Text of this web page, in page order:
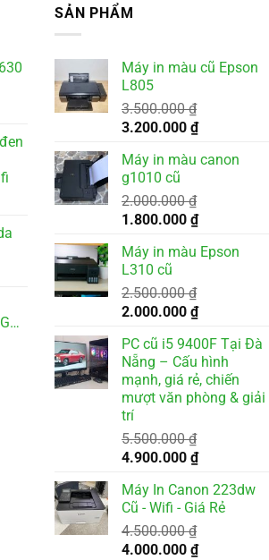
₫.
RTX3050
SẢN PHẨM
Máy in màu cũ Epson
L805
3.500.000₫
Giá
là:
3.500.000 ₫.
3.200.000 ₫Giá
tại
Máy in màu canon
g1010 cũ
2.000.000₫
Giá
là:
2.000.000 ₫.
1.800.000 ₫Giá
tại
Máy in màu Epson
L310 cũ
2.500.000₫
Giá
là:
2.500.000 ₫.
2.000.000 ₫Giá
tại
là:
2.000.000 ₫.
PC cũ i5 9400F Tại Đà
Nẵng – Cấu hình
mạnh, giá rẻ, chiến
mượt văn phòng & giải
trí
5.500.000₫
Giá
là:
5.500.000 ₫.
4.900.000 ₫Giá
tại
là:
Máy In Canon 223dw
Cũ - Wifi - Giá Rẻ
4.500.000₫
Giá
4.000.000 ₫Giá